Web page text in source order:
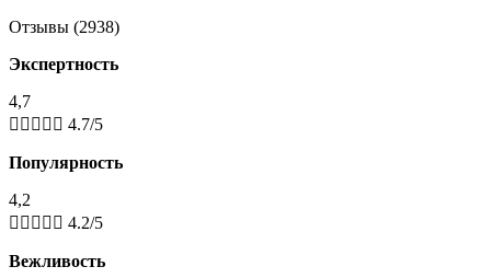
Отзывы (2938)
Экспертность
4,7
     4.7/5
Популярность
4,2
     4.2/5
Вежливость